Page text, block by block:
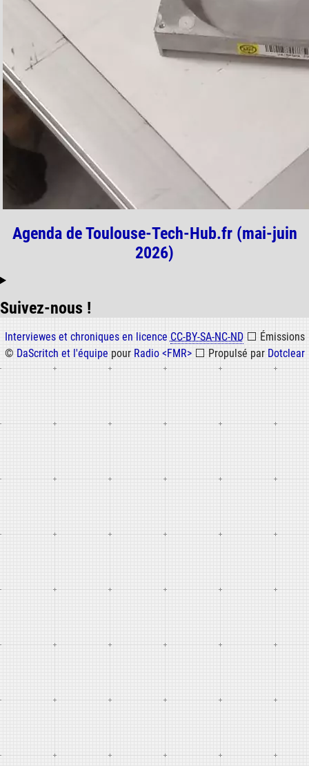
Agenda de Toulouse-Tech-Hub.fr (mai-juin
2026)
Suivez-nous !
Informations
Interviewes et chroniques en licence CC-BY-SA-NC-ND ⬜ Émissions
© DaScritch et l'équipe pour Radio <FMR> ⬜ Propulsé par Dotclear